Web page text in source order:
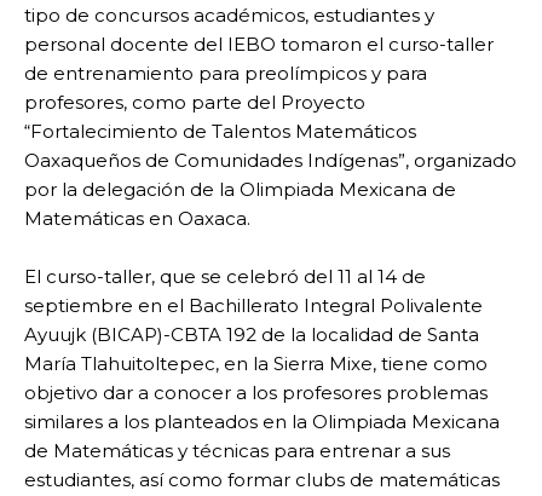
tipo de concursos académicos, estudiantes y
personal docente del IEBO tomaron el curso-taller
de entrenamiento para preolímpicos y para
profesores, como parte del Proyecto
“Fortalecimiento de Talentos Matemáticos
Oaxaqueños de Comunidades Indígenas”, organizado
por la delegación de la Olimpiada Mexicana de
Matemáticas en Oaxaca.
El curso-taller, que se celebró del 11 al 14 de
septiembre en el Bachillerato Integral Polivalente
Ayuujk (BICAP)-CBTA 192 de la localidad de Santa
María Tlahuitoltepec, en la Sierra Mixe, tiene como
objetivo dar a conocer a los profesores problemas
similares a los planteados en la Olimpiada Mexicana
de Matemáticas y técnicas para entrenar a sus
estudiantes, así como formar clubs de matemáticas